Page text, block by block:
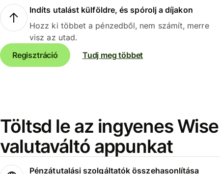
Indíts utalást külföldre, és spórolj a díjakon
Hozz ki többet a pénzedből, nem számít, merre
visz az utad.
Regisztráció
Tudj meg többet
Töltsd le az ingyenes Wise
valutaváltó appunkat
Pénzátutalási szolgáltatók összehasonlítása